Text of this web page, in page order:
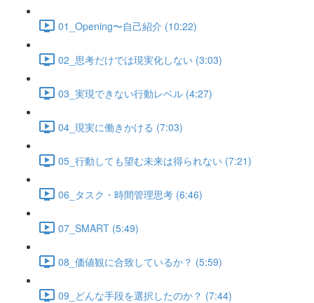
01_Opening〜自己紹介 (10:22)
02_思考だけでは現実化しない (3:03)
03_実現できない行動レベル (4:27)
04_現実に働きかける (7:03)
05_行動しても望む未来は得られない (7:21)
06_タスク・時間管理思考 (6:46)
07_SMART (5:49)
08_価値観に合致しているか？ (5:59)
09_どんな手段を選択したのか？ (7:44)